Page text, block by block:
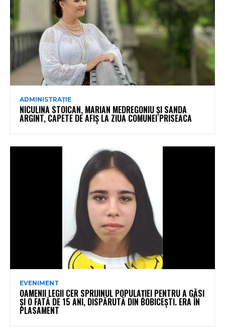
ADMINISTRAȚIE
NICULINA STOICAN, MARIAN MEDREGONIU ȘI SANDA
ARGINT, CAPETE DE AFIȘ LA ZIUA COMUNEI PRISEACA
EVENIMENT
OAMENII LEGII CER SPRIJINUL POPULAȚIEI PENTRU A GĂSI
ȘI O FATĂ DE 15 ANI, DISPĂRUTĂ DIN BOBICEȘTI. ERA ÎN
PLASAMENT